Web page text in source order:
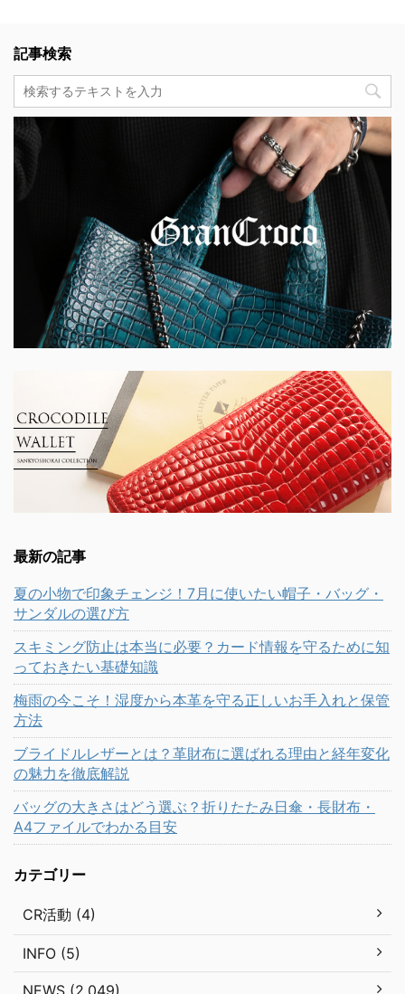
記事検索
最新の記事
夏の小物で印象チェンジ！7月に使いたい帽子・バッグ・
サンダルの選び方
スキミング防止は本当に必要？カード情報を守るために知
っておきたい基礎知識
梅雨の今こそ！湿度から本革を守る正しいお手入れと保管
方法
ブライドルレザーとは？革財布に選ばれる理由と経年変化
の魅力を徹底解説
バッグの大きさはどう選ぶ？折りたたみ日傘・長財布・
A4ファイルでわかる目安
カテゴリー
CR活動 (4)
INFO (5)
NEWS (2,049)